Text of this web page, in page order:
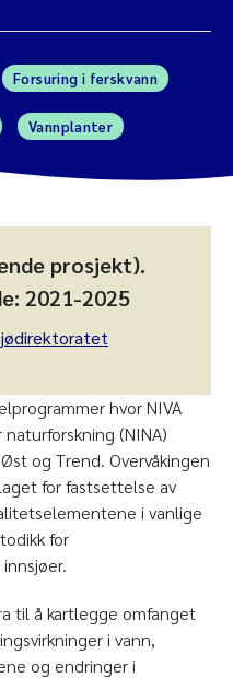
Forsuring i ferskvann
Vannplanter
prosjekt).
2021-2025
hvor NIVA
(NINA)
og Trend. Overvåkingen
for fastsettelse av
i vanlige
for
til å kartlegge omfanget
i vann,
og endringer i